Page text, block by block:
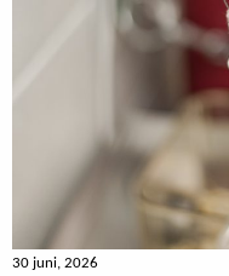
30 juni, 2026